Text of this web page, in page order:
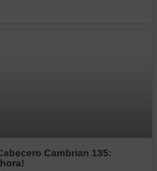
Cambrian 135: